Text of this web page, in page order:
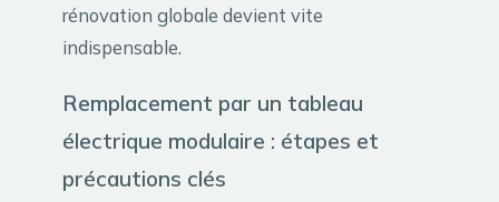
rénovation globale devient vite
indispensable.
Remplacement par un tableau
électrique modulaire : étapes et
précautions clés